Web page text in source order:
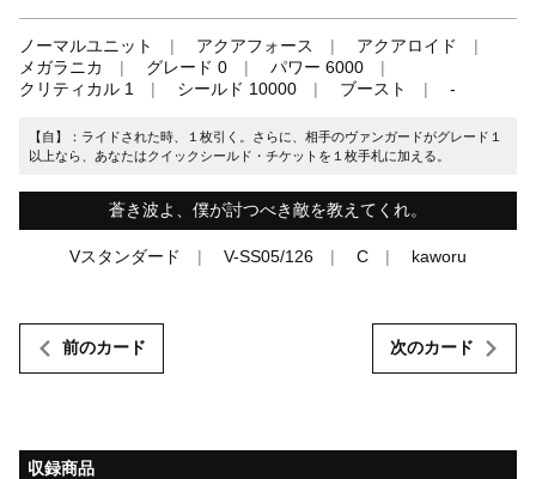
ノーマルユニット アクアフォース
アクアロイド
メガラニカ
グレード 0
パワー 6000
クリティカル 1
シールド 10000 ブースト -
【自】：ライドされた時、１枚引く。さらに、相手のヴァンガードがグレード１
以上なら、あなたはクイックシールド・チケットを１枚手札に加える。
蒼き波よ、僕が討つべき敵を教えてくれ。
Vスタンダード V-SS05/126 C kaworu
前のカード 次のカード
収録商品